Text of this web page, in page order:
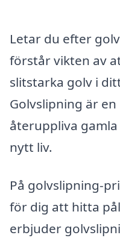
Letar du efter
förstår vikten av
slitstarka golv i
Golvslipning är
återuppliva
nytt liv.
På golvslipning-
för dig att hitta
erbjuder